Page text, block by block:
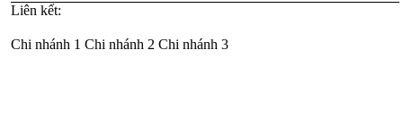
Liên kết:
Chi nhánh 1 Chi nhánh 2 Chi nhánh 3